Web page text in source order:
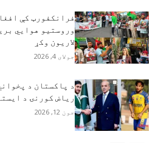
فرانکفورټ کې
وروستیو هوايي
لاریون وکړ
جولای 4, 2026
د پاکستان د
ریاض کورنۍ د
جون 12, 2026